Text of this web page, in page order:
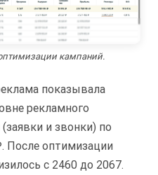
кампаний.
показывала
рекламного
и звонки) по
После оптимизации
с 2460 до 2067.